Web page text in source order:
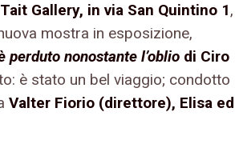
Tait Gallery, in via San Quintino 1,
mostra in esposizione,
perduto nonostante l’oblio di Ciro
è stato un bel viaggio; condotto
Valter Fiorio (direttore), Elisa ed